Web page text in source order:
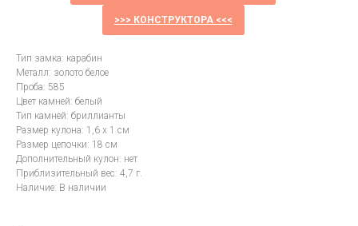
>>> КОНСТРУКТОРА <<<
Тип замка: карабин
Металл: золото белое
Проба: 585
Цвет камней: белый
Тип камней: бриллианты
Размер кулона: 1,6 х 1 см
Размер цепочки: 18 см
Дополнительный кулон: нет
Приблизительный вес: 4,7 г.
Наличие: В наличии